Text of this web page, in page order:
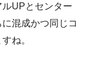
UPとセンター
混成かつ同じコ
ね。